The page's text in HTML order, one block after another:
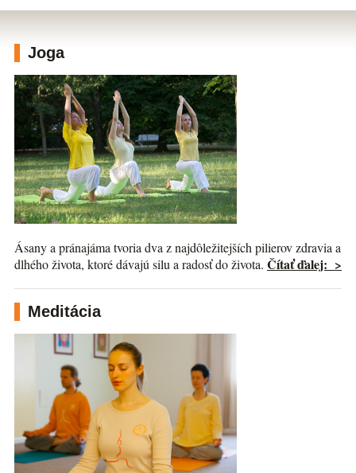
Joga
Ásany a pránajáma tvoria dva z najdôležitejších pilierov zdravia a
dlhého života, ktoré dávajú silu a radosť do života. Čítať ďalej: >
Meditácia